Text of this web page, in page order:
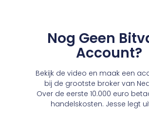
Nog Geen
Account?
Bekijk de video en maak een
bij de grootste broker van
Over de eerste 10.000 euro
handelskosten. Jesse legt